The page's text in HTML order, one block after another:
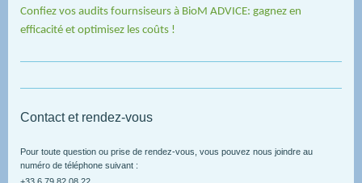
Confiez vos audits fournsiseurs à BioM ADVICE: gagnez en
efficacité et optimisez les coûts !
Contact et rendez-vous
Pour toute question ou prise de rendez-vous, vous pouvez nous joindre au
numéro de téléphone suivant :